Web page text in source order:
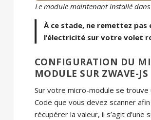
Le module maintenant installé
À ce stade, ne remettez pas
l’électricité sur votre volet
CONFIGURATION DU
MODULE SUR ZWAVE-JS
Sur votre micro-module se trouve
Code que vous devez scanner
récupérer la valeur, il s’agit d’une